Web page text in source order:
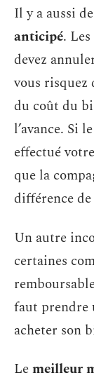
Il y a aussi
anticipé.
devez
vous
du coût du
l’avance. Si
effectué
que la
différence
Un autre
certaines
faut prendre
acheter son